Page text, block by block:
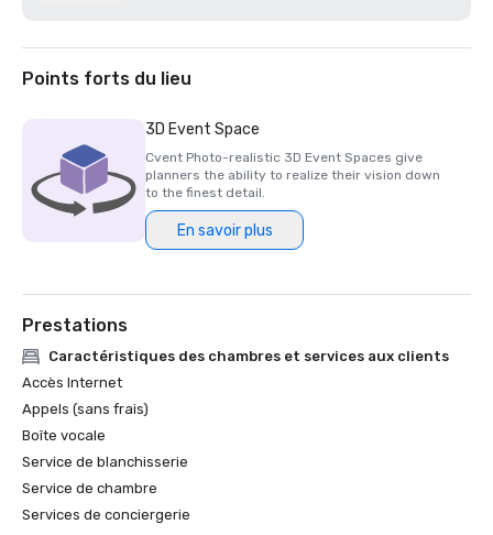
Prix Northstar Stella 2025 : finaliste dans la catégorie
« Meilleur personnel de soutien sur site »
hôtel/centre de villégiature »
Prix Northstar Stella 2024 - Médaille de bronze, « Meilleur
personnel de soutien sur site »
Prix Northstar Stella 2024 - Finaliste dans la catégorie
« Meilleur espace événementiel dans un hôtel/centre de
Points forts du lieu
3D Event Space
Cvent Photo-realistic 3D Event Spaces give
planners the ability to realize their vision down
to the finest detail.
En savoir plus
Prestations
Caractéristiques des chambres et services aux clients
Accès Internet
Appels (sans frais)
Boîte vocale
Service de blanchisserie
Service de chambre
Services de conciergerie